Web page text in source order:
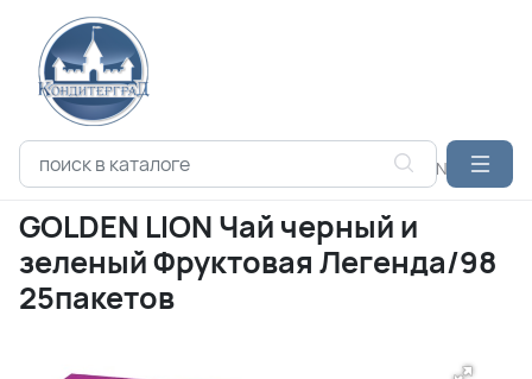
Каталог продукции GOLDEN LION Чай
GOLDEN LION Чай черный и
зеленый Фруктовая Легенда/98
25пакетов